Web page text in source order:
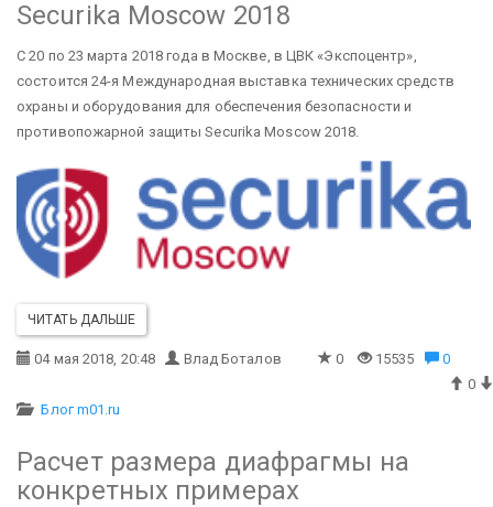
Securika Moscow 2018
С 20 по 23 марта 2018 года в Москве, в ЦВК «Экспоцентр»,
состоится 24-я Международная выставка технических средств
охраны и оборудования для обеспечения безопасности и
противопожарной защиты Securika Moscow 2018.
ЧИТАТЬ ДАЛЬШЕ
04 мая 2018, 20:48 Влад Боталов 0 15535
0
0
Блог m01.ru
Расчет размера диафрагмы на
конкретных примерах